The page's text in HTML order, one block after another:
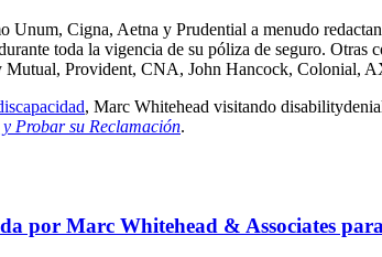
Unum, Cigna, Aetna y Prudential a menudo
toda la vigencia de su póliza de seguro.
Provident, CNA, John Hancock, Colonial,
, Marc Whitehead visitando
Probar su Reclamación.
por Marc Whitehead & Associates